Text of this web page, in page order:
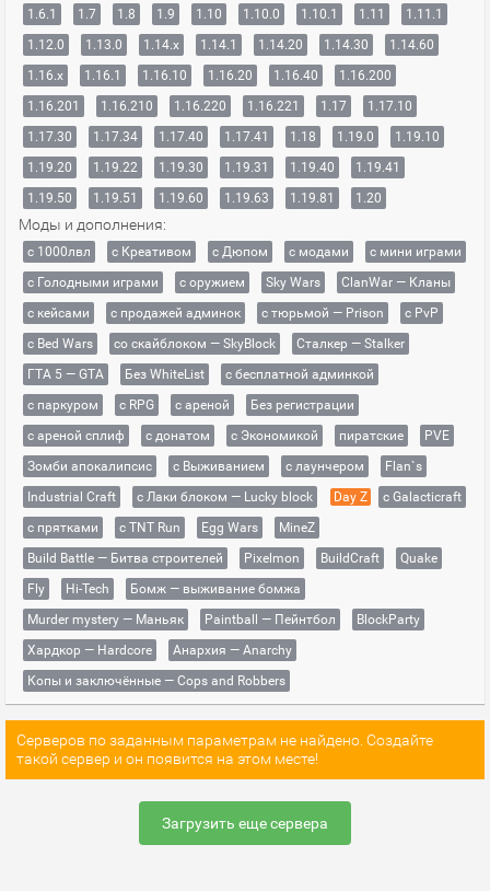
1.6.1
1.7 1.8 1.9 1.10 1.10.0 1.10.1 1.11
1.11.1
1.12.0
1.13.0 1.14.x 1.14.1 1.14.20 1.14.30
1.14.60
1.16.x
1.16.1 1.16.10 1.16.20 1.16.40
1.16.200
1.16.201
1.16.210 1.16.220 1.16.221 1.17
1.17.10
1.17.30
1.17.34 1.17.40 1.17.41 1.18 1.19.0
1.19.10
1.19.20
1.19.22 1.19.30 1.19.31 1.19.40
1.19.41
1.19.50
1.19.51 1.19.60 1.19.63 1.19.81 1.20
Моды и дополнения:
с 1000лвл c Креативом с Дюпом с модами
с мини играми
с Голодными играми
с оружием Sky Wars
ClanWar — Кланы
с кейсами
с продажей админок с тюрьмой — Prison
с PvP
с Bed Wars
со скайблоком — SkyBlock
Сталкер — Stalker
ГТА 5 — GTA
Без WhiteList
с бесплатной админкой
с паркуром
с RPG с ареной
Без регистрации
с ареной сплиф
с донатом с Экономикой пиратские
PVE
Зомби апокалипсис
с Выживанием с лаунчером
Flan`s
Industrial Craft
с Лаки блоком — Lucky block Day Z
с Galacticraft
с прятками
с TNT Run Egg Wars
MineZ
Build Battle — Битва строителей
Pixelmon BuildCraft
Quake
Fly
Hi-Tech
Бомж — выживание бомжа
Murder mystery — Маньяк
Paintball — Пейнтбол
BlockParty
Хардкор — Hardcore
Анархия — Anarchy
Копы и заключённые — Cops and Robbers
Серверов по заданным параметрам не найдено. Создайте
такой сервер и он появится на этом месте!
Загрузить еще сервера